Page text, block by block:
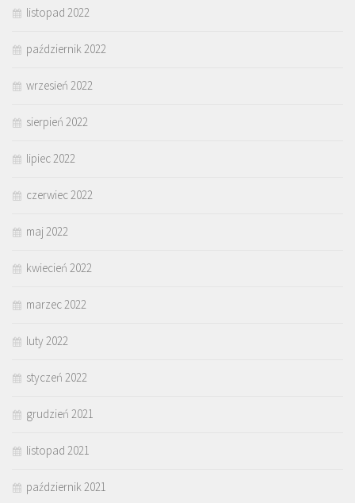
listopad 2022
październik 2022
wrzesień 2022
sierpień 2022
lipiec 2022
czerwiec 2022
maj 2022
kwiecień 2022
marzec 2022
luty 2022
styczeń 2022
grudzień 2021
listopad 2021
październik 2021